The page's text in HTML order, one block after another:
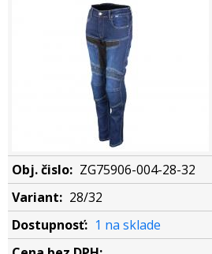
ZG75906-004-28-32
28/32
1 na sklade